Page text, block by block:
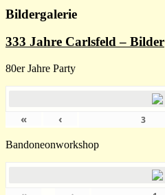
Bildergalerie
333 Jahre Carlsfeld – Bilder
80er Jahre Party
« ‹
Bandoneonworkshop